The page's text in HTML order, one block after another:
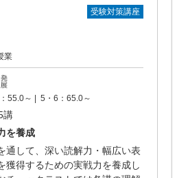
受験対策講座
業
55.0～ | 5・6：65.0～
講
を養成
通して、深い読解力・幅広い表
獲得するための実戦力を養成し